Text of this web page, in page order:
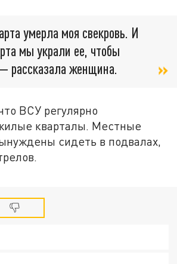
умерла моя свекровь. И
мы украли ее, чтобы
рассказала женщина.
ВСУ регулярно
кварталы. Местные
сидеть в подвалах,